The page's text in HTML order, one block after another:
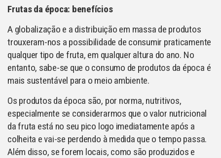
Frutas da época: benefícios
A globalização e a distribuição em massa de produtos
trouxeram-nos a possibilidade de consumir praticamente
qualquer tipo de fruta, em qualquer altura do ano. No
entanto, sabe-se que o consumo de produtos da época é
mais sustentável para o meio ambiente.
Os produtos da época são, por norma, nutritivos,
especialmente se considerarmos que o valor nutricional
da fruta está no seu pico logo imediatamente após a
colheita e vai-se perdendo à medida que o tempo passa.
Além disso, se forem locais, como são produzidos e